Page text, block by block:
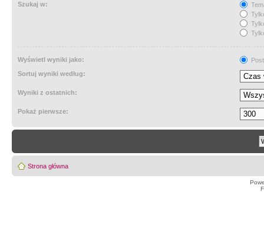
Szukaj w:
Wyświetl wyniki jako:
Sortuj wyniki według:
Wyniki z ostatnich:
Pokaż pierwsze:
Strona główna